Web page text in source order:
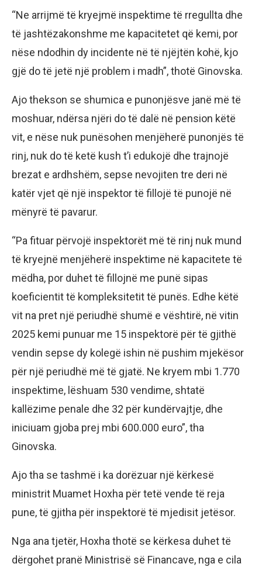
“Ne arrijmë të kryejmë inspektime të rregullta dhe
të jashtëzakonshme me kapacitetet që kemi, por
nëse ndodhin dy incidente në të njëjtën kohë, kjo
gjë do të jetë një problem i madh”, thotë Ginovska.
Ajo thekson se shumica e punonjësve janë më të
moshuar, ndërsa njëri do të dalë në pension këtë
vit, e nëse nuk punësohen menjëherë punonjës të
rinj, nuk do të ketë kush t’i edukojë dhe trajnojë
brezat e ardhshëm, sepse nevojiten tre deri në
katër vjet që një inspektor të fillojë të punojë në
mënyrë të pavarur.
“Pa fituar përvojë inspektorët më të rinj nuk mund
të kryejnë menjëherë inspektime në kapacitete të
mëdha, por duhet të fillojnë me punë sipas
koeficientit të kompleksitetit të punës. Edhe këtë
vit na pret një periudhë shumë e vështirë, në vitin
2025 kemi punuar me 15 inspektorë për të gjithë
vendin sepse dy kolegë ishin në pushim mjekësor
për një periudhë më të gjatë. Ne kryem mbi 1.770
inspektime, lëshuam 530 vendime, shtatë
kallëzime penale dhe 32 për kundërvajtje, dhe
iniciuam gjoba prej mbi 600.000 euro”, tha
Ginovska.
Ajo tha se tashmë i ka dorëzuar një kërkesë
ministrit Muamet Hoxha për tetë vende të reja
pune, të gjitha për inspektorë të mjedisit jetësor.
Nga ana tjetër, Hoxha thotë se kërkesa duhet të
dërgohet pranë Ministrisë së Financave, nga e cila